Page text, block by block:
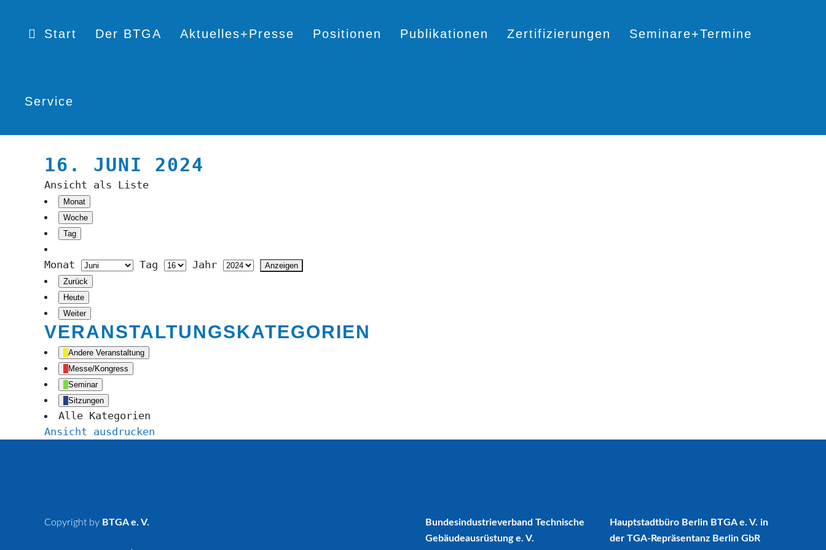
Start Der BTGA Aktuelles+Presse Positionen Publikationen Zertifizierungen Seminare+Termine
Service
16. JUNI 2024
Ansicht als Liste
Monat
Woche
Tag
Monat Tag Jahr
Zurück
Heute
Weiter
VERANSTALTUNGSKATEGORIEN
Andere Veranstaltung
Messe/Kongress
Seminar
Sitzungen
Alle Kategorien
Ansicht ausdrucken
Copyright by BTGA e. V.
Bundesindustrieverband Technische
Gebäudeausrüstung e. V.
Hauptstadtbüro Berlin BTGA e. V. in
der TGA-Repräsentanz Berlin GbR